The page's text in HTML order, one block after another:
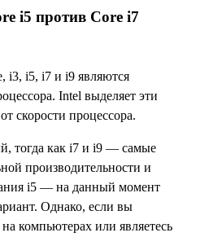
i5 против Core i7
i3, i5, i7 и i9 являются
Intel выделяет эти
скорости процессора.
тогда как i7 и i9 — самые
производительности и
i5 — на данный момент
Однако, если вы
компьютерах или являетесь